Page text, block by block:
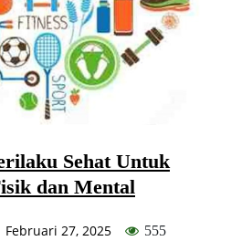
Sehat Untuk
dan Mental
Februari 27, 2025 555